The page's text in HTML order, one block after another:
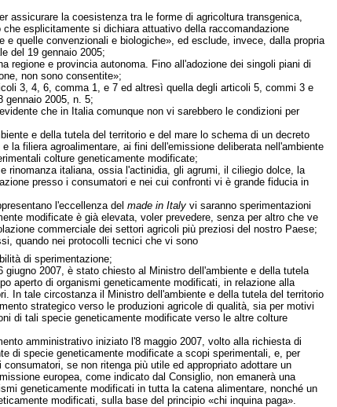
assicurare la coesistenza tra le forme di agricoltura transgenica,
esplicitamente si dichiara attuativo della raccomandazione
quelle convenzionali e biologiche», ed esclude, invece, dalla propria
del 19 gennaio 2005;
e provincia autonoma. Fino all'adozione dei singoli piani di
non sono consentite»;
3, 4, 6, comma 1, e 7 ed altresì quella degli articoli 5, commi 3 e
gennaio 2005, n. 5;
che in Italia comunque non vi sarebbero le condizioni per
e della tutela del territorio e del mare lo schema di un decreto
la filiera agroalimentare, ai fini dell'emissione deliberata nell'ambiente
colture geneticamente modificate;
rinomanza italiana, ossia l'actinidia, gli agrumi, il ciliegio dolce, la
presso i consumatori e nei cui confronti vi è grande fiducia in
l'eccellenza del made in Italyvi saranno sperimentazioni
modificate è già elevata, voler prevedere, senza per altro che ve
commerciale dei settori agricoli più preziosi del nostro Paese;
quando nei protocolli tecnici che vi sono
di sperimentazione;
2007, è stato chiesto al Ministro dell'ambiente e della tutela
aperto di organismi geneticamente modificati, in relazione alla
In tale circostanza il Ministro dell'ambiente e della tutela del territorio
strategico verso le produzioni agricole di qualità, sia per motivi
di tali specie geneticamente modificate verso le altre colture
amministrativo iniziato l'8 maggio 2007, volto alla richiesta di
di specie geneticamente modificate a scopi sperimentali, e, per
se non ritenga più utile ed appropriato adottare un
europea, come indicato dal Consiglio, non emanerà una
geneticamente modificati in tutta la catena alimentare, nonché un
modificati, sulla base del principio «chi inquina paga».